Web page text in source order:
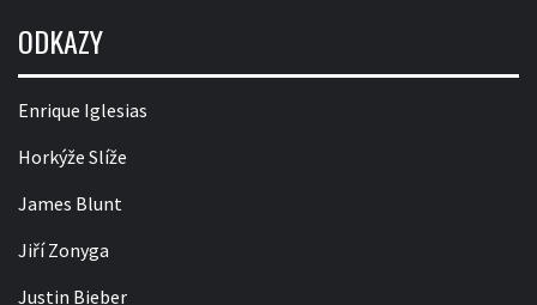
ODKAZY
Enrique Iglesias
Horkýže Slíže
James Blunt
Jiří Zonyga
Justin Bieber